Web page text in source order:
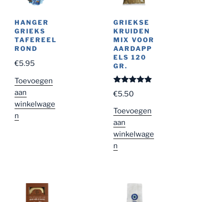
HANGER
GRIEKS
TAFEREEL
ROND
€5.95
Toevoegen
aan
winkelwage
n
GRIEKSE
KRUIDEN
MIX VOOR
AARDAPP
ELS 120
GR.
Gewaardeer
d4.83
€5.50
Toevoegen
aan
winkelwage
n